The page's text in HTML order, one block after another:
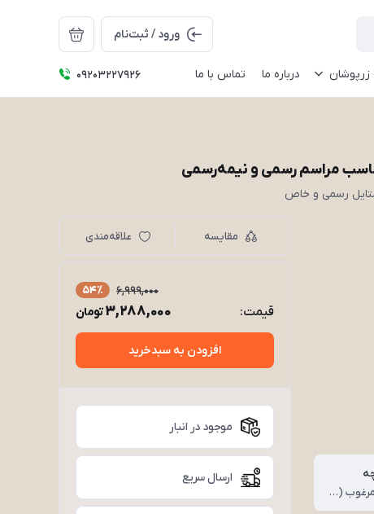
ورود / ثبت‌نام
درباره ما تماس با ما 09203227926
مراسم رسمی و نیمه‌رسمی
رسمی و خاص
فاستونی مرغوب (ترکیب پشم و پلی‌استر)
مقایسه علاقه‌مندی
قیمت:
6,999,000 54٪
3,288,000تومان
افزودن به سبدخرید
موجود در انبار
ارسال سریع